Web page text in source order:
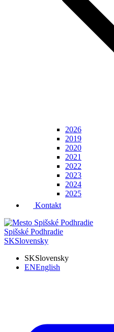
2026
2019
2020
2021
2022
2023
2024
2025
Kontakt
Spišské Podhradie
SKSlovensky
SKSlovensky
ENEnglish